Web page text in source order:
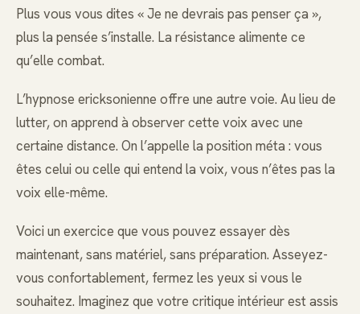
Plus vous vous dites « Je ne devrais pas penser ça »,
plus la pensée s’installe. La résistance alimente ce
qu’elle combat.
L’hypnose ericksonienne offre une autre voie. Au lieu de
lutter, on apprend à observer cette voix avec une
certaine distance. On l’appelle la position méta : vous
êtes celui ou celle qui entend la voix, vous n’êtes pas la
voix elle-même.
Voici un exercice que vous pouvez essayer dès
maintenant, sans matériel, sans préparation. Asseyez-
vous confortablement, fermez les yeux si vous le
souhaitez. Imaginez que votre critique intérieur est assis